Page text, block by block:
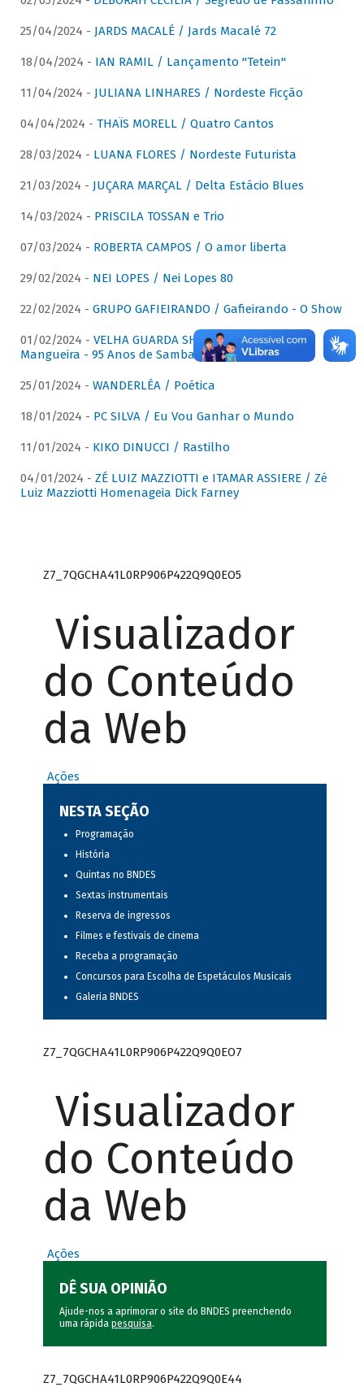
25/04/2024 - JARDS MACALÉ / Jards Macalé 72
18/04/2024 - IAN RAMIL / Lançamento "Tetein"
11/04/2024 - JULIANA LINHARES / Nordeste Ficção
04/04/2024 - THAÏS MORELL / Quatro Cantos
28/03/2024 - LUANA FLORES / Nordeste Futurista
21/03/2024 - JUÇARA MARÇAL / Delta Estácio Blues
14/03/2024 - PRISCILA TOSSAN e Trio
07/03/2024 - ROBERTA CAMPOS / O amor liberta
29/02/2024 - NEI LOPES / Nei Lopes 80
22/02/2024 - GRUPO GAFIEIRANDO / Gafieirando - O Show
01/02/2024 - VELHA GUARDA SHOW DA MANGUEIRA /
Mangueira - 95 Anos de Samba
25/01/2024 - WANDERLÉA / Poética
18/01/2024 - PC SILVA / Eu Vou Ganhar o Mundo
11/01/2024 - KIKO DINUCCI / Rastilho
04/01/2024 - ZÉ LUIZ MAZZIOTTI e ITAMAR ASSIERE / Zé
Luiz Mazziotti Homenageia Dick Farney
Z7_7QGCHA41L0RP906P422Q9Q0EO5
Visualizador
do Conteúdo
da Web
Ações
NESTA SEÇÃO
Programação
História
Quintas no BNDES
Sextas instrumentais
Reserva de ingressos
Filmes e festivais de cinema
Receba a programação
Concursos para Escolha de Espetáculos Musicais
Galeria BNDES
Z7_7QGCHA41L0RP906P422Q9Q0EO7
Visualizador
do Conteúdo
da Web
Ações
DÊ SUA OPINIÃO
Ajude-nos a aprimorar o site do BNDES preenchendo
uma rápida pesquisa.
Z7_7QGCHA41L0RP906P422Q9Q0E44